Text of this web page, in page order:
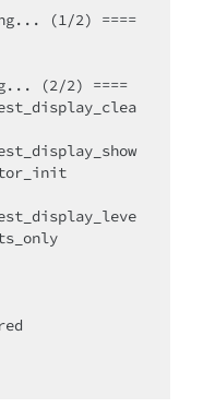
(1/2) ====
(2/2) ====